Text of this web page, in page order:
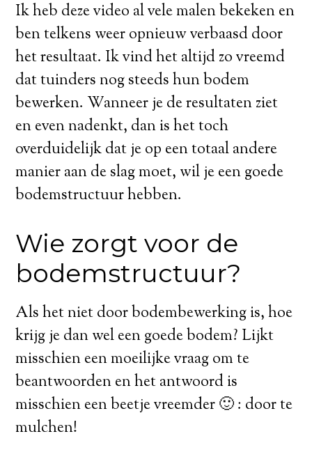
Ik heb deze video al vele malen bekeken en
ben telkens weer opnieuw verbaasd door
het resultaat. Ik vind het altijd zo vreemd
dat tuinders nog steeds hun bodem
bewerken. Wanneer je de resultaten ziet
en even nadenkt, dan is het toch
overduidelijk dat je op een totaal andere
manier aan de slag moet, wil je een goede
bodemstructuur hebben.
Wie zorgt voor de
bodemstructuur?
Als het niet door bodembewerking is, hoe
krijg je dan wel een goede bodem? Lijkt
misschien een moeilijke vraag om te
beantwoorden en het antwoord is
misschien een beetje vreemder 🙂 : door te
mulchen!